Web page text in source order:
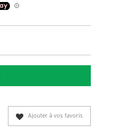
Ajouter à vos favoris